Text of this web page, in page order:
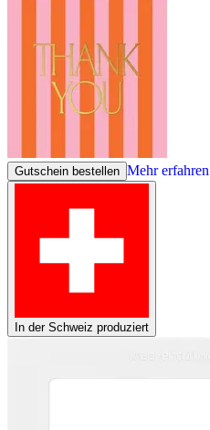
Gutschein bestellen Mehr erfahren
In der Schweiz produziert